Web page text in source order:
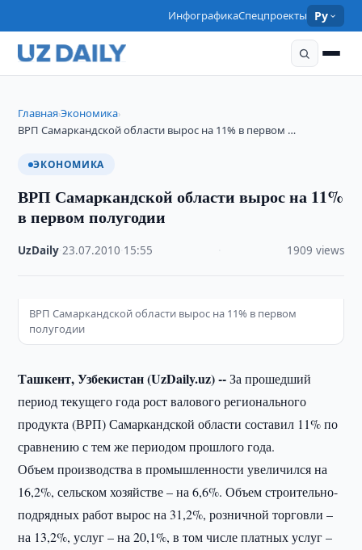
ИнфографикаСпецпроекты Ру
Главная›Экономика›
ВРП Самаркандской области вырос на 11% в первом …
ЭКОНОМИКА
ВРП Самаркандской области вырос на 11%
в первом полугодии
UzDaily ·23.07.2010 15:55 1909 views
ВРП Самаркандской области вырос на 11% в первом
полугодии
Ташкент, Узбекистан (UzDaily.uz) --За прошедший
период текущего года рост валового регионального
продукта (ВРП) Самаркандской области составил 11% по
сравнению с тем же периодом прошлого года.
Объем производства в промышленности увеличился на
16,2%, сельском хозяйстве – на 6,6%. Объем строительно-
подрядных работ вырос на 31,2%, розничной торговли –
на 13,2%, услуг – на 20,1%, в том числе платных услуг –